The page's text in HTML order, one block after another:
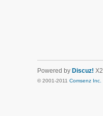
Powered by Discuz! X2
© 2001-2011 Comsenz Inc.